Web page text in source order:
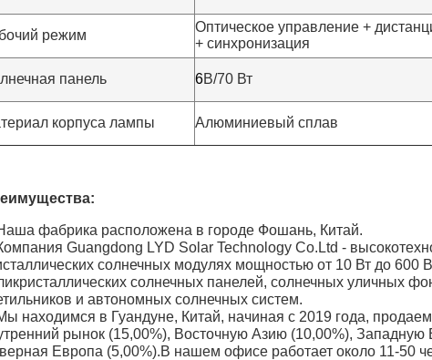
режим
Оптическое управление +
+ синхронизация
панель 6В/70 Вт
корпуса лампы Алюминиевый сплав
фабрика расположена в городе Фошань, Китай.
Guangdong LYD Solar Technology Co.Ltd -
солнечных модулях мощностью от 10 Вт до 600
солнечных панелей, солнечных уличных
и автономных солнечных систем.
находимся в Гуандуне, Китай, начиная с 2019 года,
рынок (15,00%), Восточную Азию (10,00%),
Европа (5,00%).В нашем офисе работает около 11-50